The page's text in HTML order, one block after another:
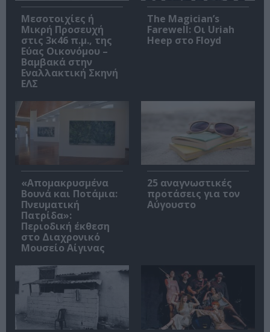
Μεσοτοιχίες ή
Μικρή Προσευχή
στις 3κ46 π.μ., της
Εύας Οικονόμου –
Βαμβακά στην
Εναλλακτική Σκηνή
ΕΛΣ
The Magician’s
Farewell: Οι Uriah
Heep στο Floyd
«Απομακρυσμένα
Βουνά και Ποτάμια:
Πνευματική
Πατρίδα»:
Περιοδική έκθεση
στο Διαχρονικό
Μουσείο Αίγινας
25 αναγνωστικές
προτάσεις για τον
Αύγουστο